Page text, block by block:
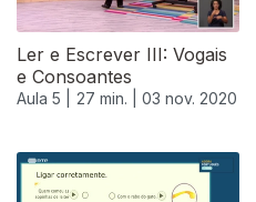
Ler e Escrever III: Vogais
e Consoantes
Aula 5 | 27 min. | 03 nov. 2020